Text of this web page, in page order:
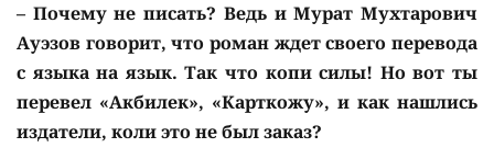
– Почему не писать? Ведь и Мурат Мухтарович
Ауэзов говорит, что роман ждет своего перевода
с языка на язык. Так что копи силы! Но вот ты
перевел «Акбилек», «Карткожу», и как нашлись
издатели, коли это не был заказ?